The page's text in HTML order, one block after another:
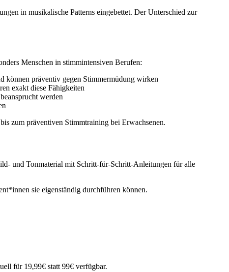
in musikalische Patterns eingebettet. Der Unterschied zur
Menschen in stimmintensiven Berufen:
können präventiv gegen Stimmermüdung wirken
exakt diese Fähigkeiten
werden
zum präventiven Stimmtraining bei Erwachsenen.
und Tonmaterial mit Schritt-für-Schritt-Anleitungen für alle
sie eigenständig durchführen können.
für 19,99€ statt 99€ verfügbar.